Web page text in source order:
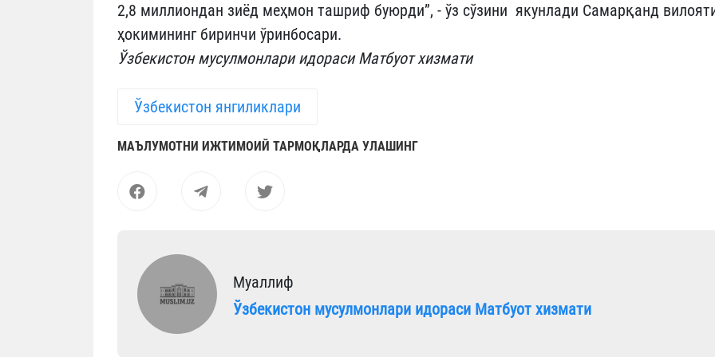
2,8 миллиондан зиёд меҳмон ташриф буюрди”, - ўз сўзини якунлади Самарқанд
ҳокимининг биринчи ўринбосари.
Ўзбекистон мусулмонлари идораси Матбуот хизмати
Ўзбекистон янгиликлари
МАЪЛУМОТНИ ИЖТИМОИЙ ТАРМОҚЛАРДА УЛАШИНГ
Муаллиф
Ўзбекистон мусулмонлари идораси Матбуот хизмати